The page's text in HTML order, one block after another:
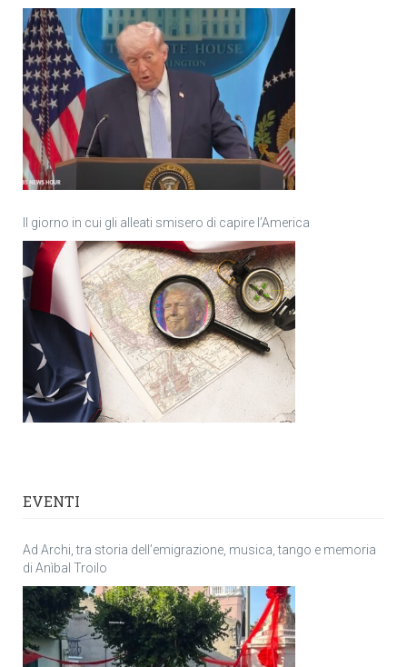
Il giorno in cui gli alleati smisero di capire l’America
EVENTI
Ad Archi, tra storia dell’emigrazione, musica, tango e memoria
di Anìbal Troilo